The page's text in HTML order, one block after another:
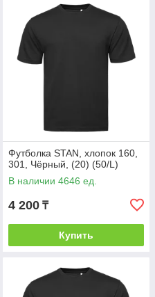
Футболка STAN, хлопок 160,
301, Чёрный, (20) (50/L)
В наличии 4646 ед.
4 200 ₸
Купить